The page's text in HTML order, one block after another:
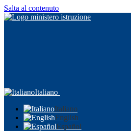
Salta al contenuto
Italiano
Italiano
English
Español